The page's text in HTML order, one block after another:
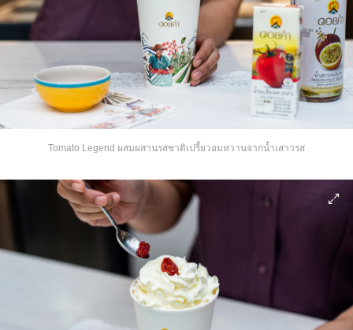
Tomato Legend ผสมผสานรสชาติเปรี้ยวอมหวานจากน้ำเสาวรส